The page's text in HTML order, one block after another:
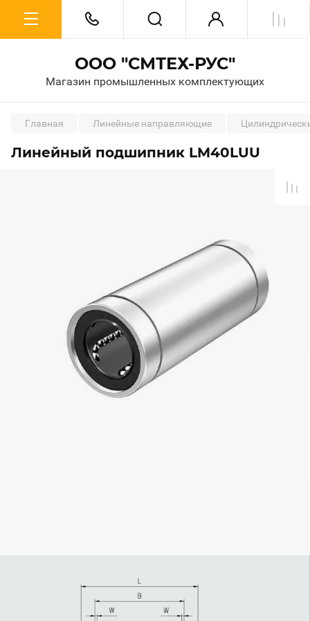
ООО "СМТЕХ-РУС"
Магазин промышленных комплектующих
Главная Линейные направляющие
Линейный подшипник LM40LUU